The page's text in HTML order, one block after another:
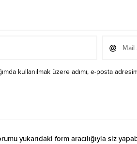
kullanılmak üzere adımı, e-posta
yukarıdaki form aracılığıyla siz